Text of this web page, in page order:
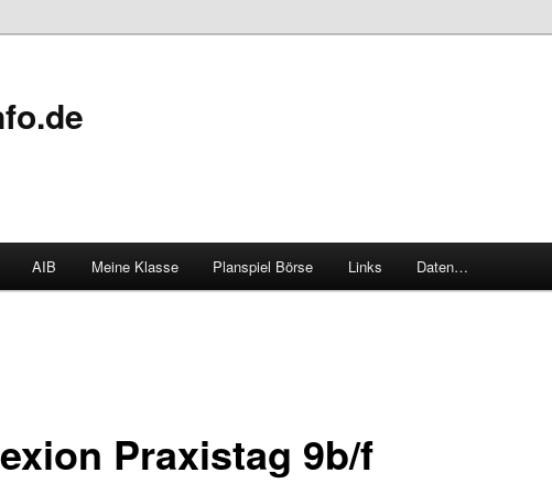
AIB Meine Klasse Planspiel Börse Links Daten…
Praxistag 9b/f